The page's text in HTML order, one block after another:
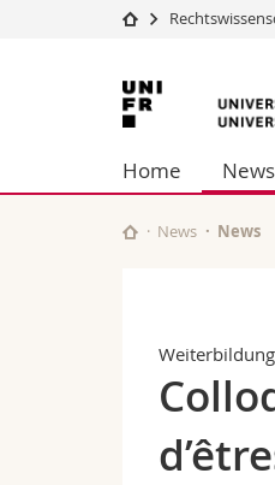
Universität
Studium
Forschung
Universität
Weiterbildung
Freiburg
Home News
News News
Weiterbildung